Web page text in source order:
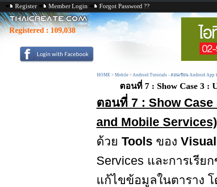
Register Member Login Forgot Password ??
Registered : 109,038
HOME > Mobile > Android Tutorials - สอนเขียน Android App
ตอนที่ 7 : Show Case 3 :
ตอนที่ 7 : Show Case
and Mobile Services)
ด้วย Tools ของ
Services และการเรีย
แก้ไขข้อมูลในตาราง